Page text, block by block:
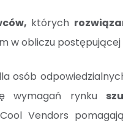
których
w obliczu postępującej
osób
wymagań rynku
Vendors pomagają